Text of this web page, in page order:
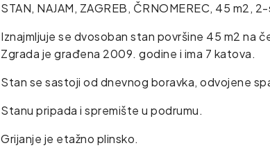
STAN, NAJAM, ZAGREB, ČRNOMEREC, 45 m2,
Iznajmljuje se dvosoban stan površine 45 m2 na
Zgrada je građena 2009. godine i ima 7 katova.
Stan se sastoji od dnevnog boravka, odvojene
Stanu pripada i spremište u podrumu.
Grijanje je etažno plinsko.